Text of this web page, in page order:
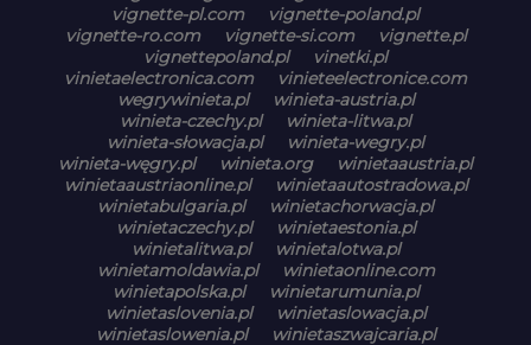
vignette-pl.com
vignette-poland.pl
vignette-ro.com
vignette-si.com
vignette.pl
vignettepoland.pl
vinetki.pl
vinietaelectronica.com
vinieteelectronice.com
wegrywinieta.pl
winieta-austria.pl
winieta-czechy.pl
winieta-litwa.pl
winieta-słowacja.pl
winieta-wegry.pl
winieta-węgry.pl
winieta.org
winietaaustria.pl
winietaaustriaonline.pl
winietaautostradowa.pl
winietabulgaria.pl
winietachorwacja.pl
winietaczechy.pl
winietaestonia.pl
winietalitwa.pl
winietalotwa.pl
winietamoldawia.pl
winietaonline.com
winietapolska.pl
winietarumunia.pl
winietaslovenia.pl
winietaslowacja.pl
winietaslowenia.pl
winietaszwajcaria.pl